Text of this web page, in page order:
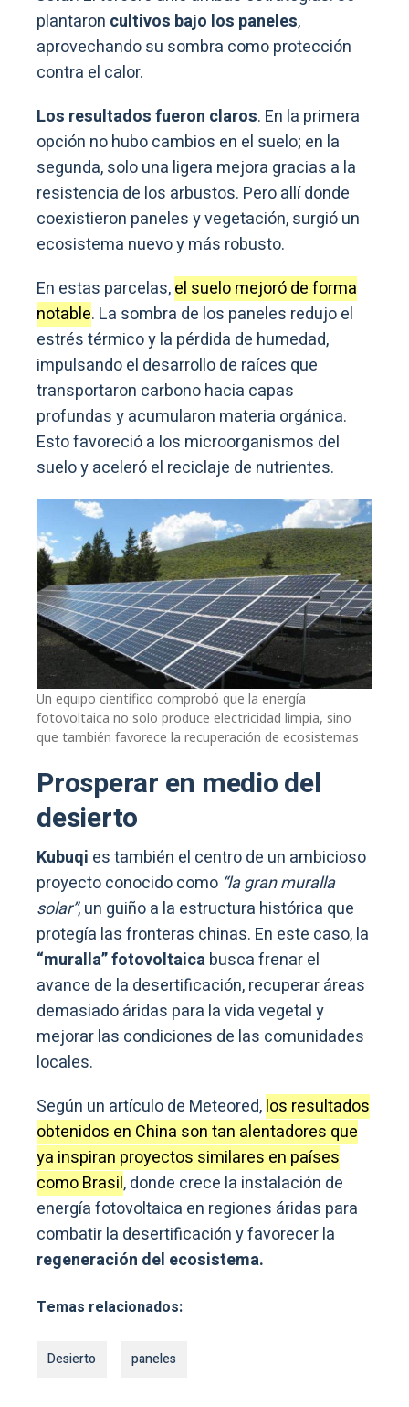
plantaron cultivos bajo los paneles,
aprovechando su sombra como protección
contra el calor.
Los resultados fueron claros. En la primera
opción no hubo cambios en el suelo; en la
segunda, solo una ligera mejora gracias a la
resistencia de los arbustos. Pero allí donde
coexistieron paneles y vegetación, surgió un
ecosistema nuevo y más robusto.
En estas parcelas,el suelo mejoró de forma
notable. La sombra de los paneles redujo el
estrés térmico y la pérdida de humedad,
impulsando el desarrollo de raíces que
transportaron carbono hacia capas
profundas y acumularon materia orgánica.
Esto favoreció a los microorganismos del
suelo y aceleró el reciclaje de nutrientes.
Un equipo científico comprobó que la energía
fotovoltaica no solo produce electricidad limpia, sino
que también favorece la recuperación de ecosistemas
Prosperar en medio del
desierto
Kubuqi es también el centro de un ambicioso
proyecto conocido como “la gran muralla
solar”, un guiño a la estructura histórica que
protegía las fronteras chinas. En este caso, la
“muralla” fotovoltaicabusca frenar el
avance de la desertificación, recuperar áreas
demasiado áridas para la vida vegetal y
mejorar las condiciones de las comunidades
locales.
Según un artículo de Meteored,los resultados
obtenidos en China son tan alentadores que
ya inspiran proyectos similares en países
como Brasil, donde crece la instalación de
energía fotovoltaica en regiones áridas para
combatir la desertificación y favorecer la
regeneración del ecosistema.
Temas relacionados:
Desierto paneles